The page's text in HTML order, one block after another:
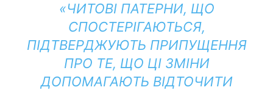
«ЧИТОВІ ПАТЕРНИ, ЩО
СПОСТЕРІГАЮТЬСЯ,
ПІДТВЕРДЖУЮТЬ ПРИПУЩЕННЯ
ПРО ТЕ, ЩО ЦІ ЗМІНИ
ДОПОМАГАЮТЬ ВІДТОЧИТИ